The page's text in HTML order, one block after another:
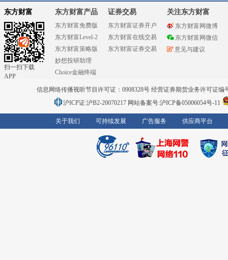
东方财富
扫一扫下载
APP
东方财富产品
东方财富免费版
东方财富Level-2
东方财富策略版
妙想投研助理
Choice金融终端
证券交易
东方财富证券开户
东方财富在线交易
东方财富证券交易
关注东方财富
东方财富网微博
东方财富网微信
意见与建议
信息网络传播视听节目许可证：0908328号 经营证券期货业务许可证编
沪ICP证:沪B2-20070217 网站备案号:沪ICP备05006054号-11
关于我们 可持续发展 广告服务 供应商平台